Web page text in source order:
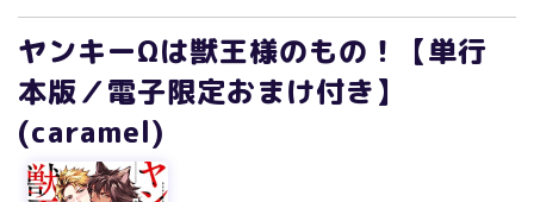
ヤンキーΩは獣王様のもの！【単行
本版／電子限定おまけ付き】
(caramel)